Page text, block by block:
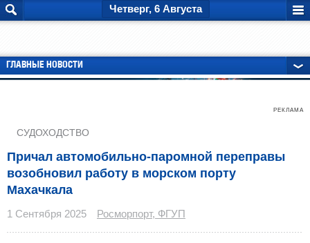
Четверг, 6 Августа
ГЛАВНЫЕ НОВОСТИ
РЕКЛАМА
СУДОХОДСТВО
Причал автомобильно-паромной переправы
возобновил работу в морском порту
Махачкала
1 Сентября 2025 Росморпорт, ФГУП